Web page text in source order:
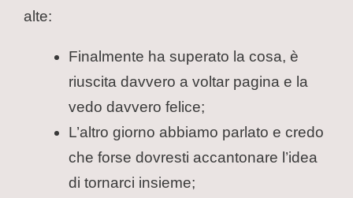
alte:
Finalmente ha superato la cosa, è
riuscita davvero a voltar pagina e la
vedo davvero felice;
L’altro giorno abbiamo parlato e credo
che forse dovresti accantonare l’idea
di tornarci insieme;